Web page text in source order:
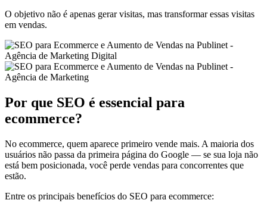
O objetivo não é apenas gerar visitas, mas transformar essas visitas
em vendas.
Por que SEO é essencial para
ecommerce?
No ecommerce, quem aparece primeiro vende mais. A maioria dos
usuários não passa da primeira página do Google — se sua loja não
está bem posicionada, você perde vendas para concorrentes que
estão.
Entre os principais benefícios do SEO para ecommerce: